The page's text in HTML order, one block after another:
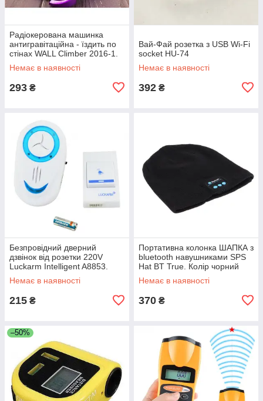
Радіокерована машинка
антигравітаційна - їздить по
стінах WALL Climber 2016-1.
Колір фіолетовий EP-16
Немає в наявності
293 ₴
Вай-Фай розетка з USB Wi-Fi
socket HU-74
Немає в наявності
392 ₴
Безпровідний дверний
дзвінок від розетки 220V
Luckarm Intelligent A8853.
Колір блакитний UL-63
Немає в наявності
215 ₴
Портативна колонка ШАПКА з
bluetooth навушниками SPS
Hat BT True. Колір чорний
JR-10
Немає в наявності
370 ₴
–50%